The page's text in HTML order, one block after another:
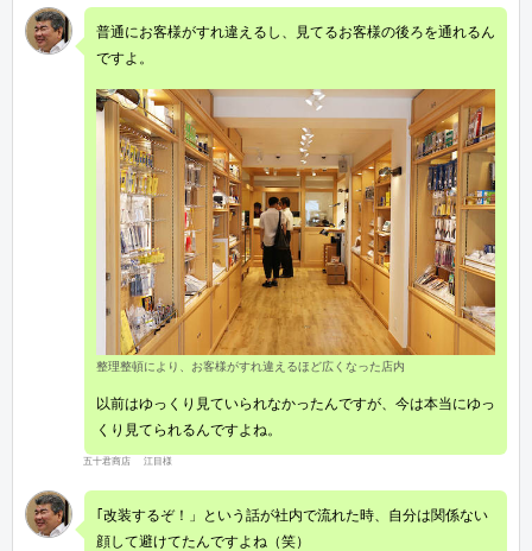
普通にお客様がすれ違えるし、見てるお客様の後ろを通れるん
ですよ。
整理整頓により、お客様がすれ違えるほど広くなった店内
以前はゆっくり見ていられなかったんですが、今は本当にゆっ
くり見てられるんですよね。
五十君商店 江目様
｢改装するぞ！」という話が社内で流れた時、自分は関係ない
顔して避けてたんですよね（笑）